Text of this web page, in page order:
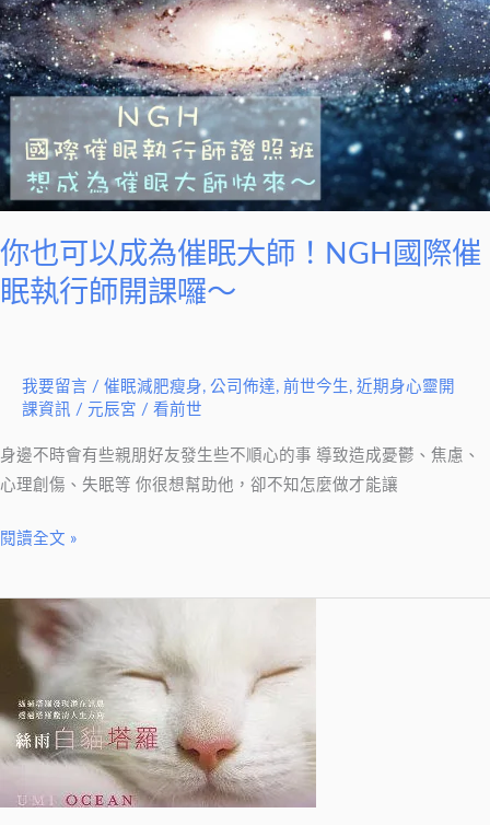
你也可以成為催眠大師！NGH國際催
眠執行師開課囉～
我要留言 / 催眠減肥瘦身, 公司佈達, 前世今生 , 近期身心靈開
課資訊 / 元辰宮 / 看前世
身邊不時會有些親朋好友發生些不順心的事 導致造成憂鬱、焦慮、
心理創傷、失眠等 你很想幫助他，卻不知怎麼做才能讓
以
成
為
催
眠
大
師！
NGH
國
催
開
課
～
閱讀全文 »
秘
訣